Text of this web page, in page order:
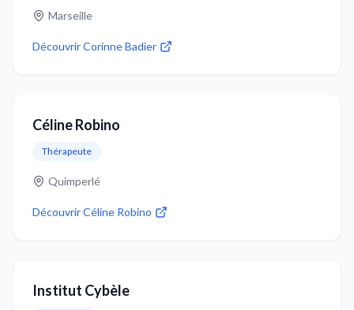
Marseille
DécouvrirCorinne Badier
Céline Robino
Thérapeute
Quimperlé
DécouvrirCéline Robino
Institut Cybèle